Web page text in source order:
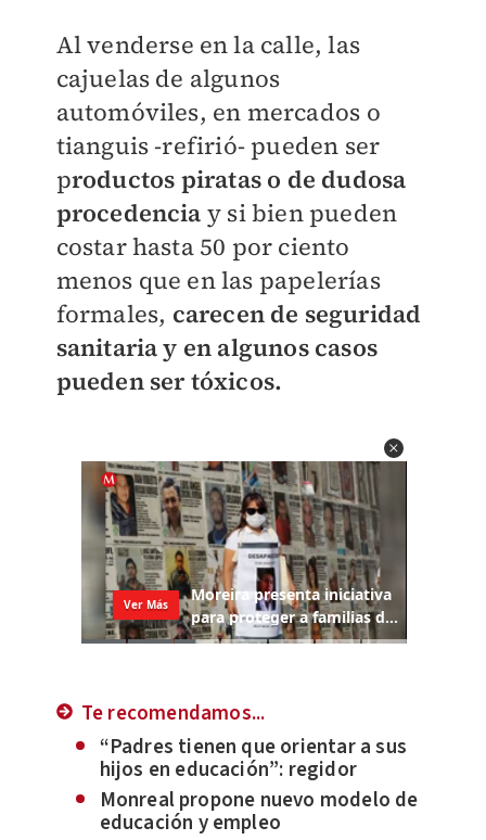
Al venderse en la calle, las
cajuelas de algunos
automóviles, en mercados o
tianguis -refirió- pueden ser
productos piratas o de dudosa
procedencia y si bien pueden
costar hasta 50 por ciento
menos que en las papelerías
formales, carecen de seguridad
sanitaria y en algunos casos
pueden ser tóxicos.
Te recomendamos...
“Padres tienen que orientar a sus
hijos en educación”: regidor
Monreal propone nuevo modelo de
educación y empleo